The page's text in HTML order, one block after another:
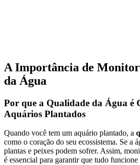
A Importância de
da Água
Por que a Qualidade da Água é
Aquários Plantados
Quando você tem um aquário plantado, a
como o coração do seu ecossistema. Se a
plantas e peixes podem sofrer. Assim,
é essencial para garantir que tudo funcione